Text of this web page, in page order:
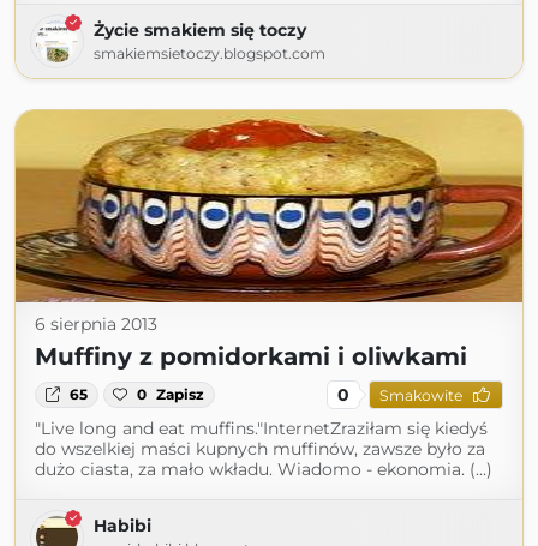
Życie smakiem się toczy
smakiemsietoczy.blogspot.com
6 sierpnia 2013
Muffiny z pomidorkami i oliwkami
65 0 Zapisz 0 Smakowite
"Live long and eat muffins."InternetZraziłam się kiedyś
do wszelkiej maści kupnych muffinów, zawsze było za
dużo ciasta, za mało wkładu. Wiadomo - ekonomia. (...)
Habibi